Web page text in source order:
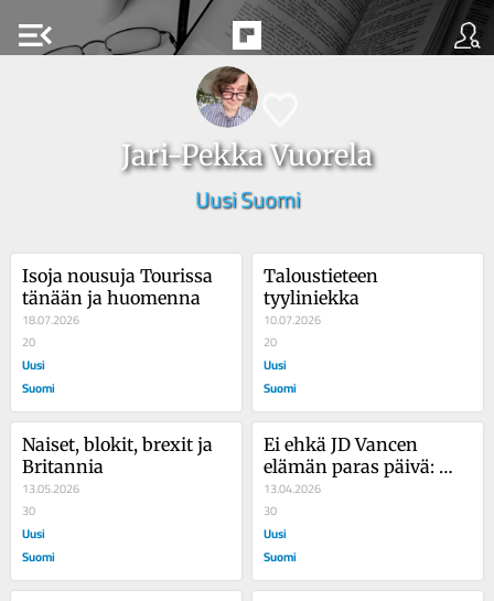
menu_open
Jari-Pekka Vuorela
Uusi Suomi
Isoja nousuja Tourissa
tänään ja huomenna
18.07.2026
20
Uusi
Suomi
Taloustieteen
tyyliniekka
10.07.2026
20
Uusi
Suomi
Naiset, blokit, brexit ja
Britannia
13.05.2026
30
Uusi
Suomi
Ei ehkä JD Vancen
elämän paras päivä:
Tiszalle kaksi
kolmasosaa paikoista
Unkarissa
13.04.2026
30
Uusi
Suomi